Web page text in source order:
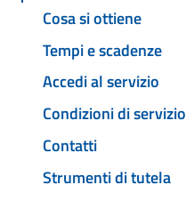
Cosa si ottiene
Tempi e scadenze
Accedi al servizio
Condizioni di servizio
Contatti
Strumenti di tutela